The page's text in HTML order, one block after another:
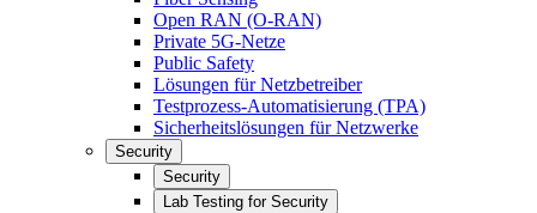
Open RAN (O-RAN)
Private 5G-Netze
Public Safety
Lösungen für Netzbetreiber
Testprozess-Automatisierung (TPA)
Sicherheitslösungen für Netzwerke
Security
Security
Lab Testing for Security